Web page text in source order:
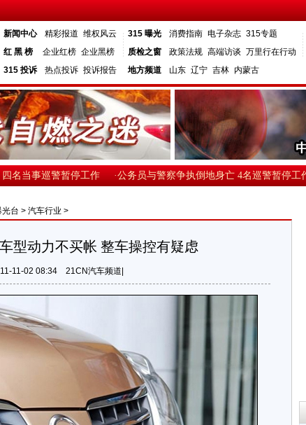
新闻中心 精彩报道 维权风云
红 黑 榜
企业红榜 企业黑榜
315 投诉
热点投诉 投诉报告
315 曝光 消费指南 电子杂志 315专题
质检之窗
政策法规 高端访谈 万里行在行动
地方频道
山东 辽宁 吉林 内蒙古
当事巡警暂停工作 ·公务员与警察争执倒地身亡 4名巡警暂停工作
光台 > 汽车行业 >
型动力不买帐 整车操控有疑虑
11-02 08:34 21CN汽车频道|